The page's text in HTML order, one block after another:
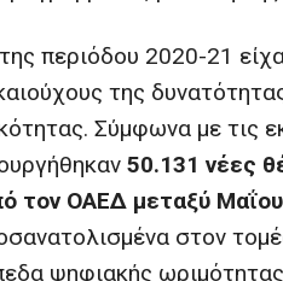
περιόδου 2020-21
της
Σύμφωνα με τις
50.131 νέες
τον ΟΑΕΔ μεταξύ
στον
ψηφιακής